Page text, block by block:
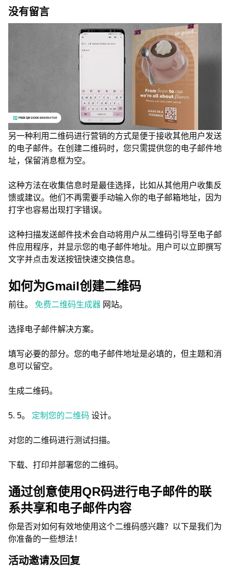
没有留言
另一种利用二维码进行营销的方式是便于接收其他用户发送
的电子邮件。在创建二维码时，您只需提供您的电子邮件地
址，保留消息框为空。
这种方法在收集信息时是最佳选择，比如从其他用户收集反
馈或建议。他们不再需要手动输入你的电子邮箱地址，因为
打字也容易出现打字错误。
这种扫描发送邮件技术会自动将用户从二维码引导至电子邮
件应用程序，并显示您的电子邮件地址。用户可以立即撰写
文字并点击发送按钮快速交换信息。
如何为Gmail创建二维码
前往。 免费二维码生成器 网站。
选择电子邮件解决方案。
填写必要的部分。您的电子邮件地址是必填的，但主题和消
息可以留空。
生成二维码。
5. 5。 定制您的二维码 设计。
对您的二维码进行测试扫描。
下载、打印并部署您的二维码。
通过创意使用QR码进行电子邮件的联
系共享和电子邮件内容
你是否对如何有效地使用这个二维码感兴趣？以下是我们为
你准备的一些想法！
活动邀请及回复